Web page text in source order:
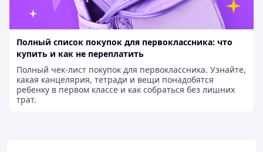
Полный список покупок для первоклассника: что
купить и как не переплатить
Полный чек-лист покупок для первоклассника. Узнайте,
какая канцелярия, тетради и вещи понадобятся
ребенку в первом классе и как собраться без лишних
трат.